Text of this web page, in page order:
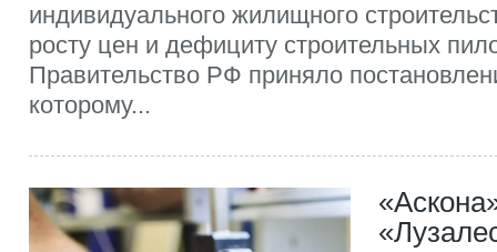
индивидуального жилищного
росту цен и дефициту строительных
Правительство РФ приняло
которому...